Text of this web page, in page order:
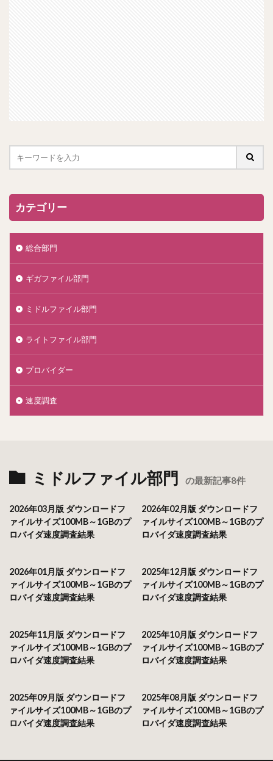
カテゴリー
総合部門
ギガファイル部門
ミドルファイル部門
ライトファイル部門
プロバイダー
速度調査
ミドルファイル部門 の最新記事8件
2026年03月版 ダウンロードフ
ァイルサイズ100MB～1GBのプ
ロバイダ速度調査結果
2026年02月版 ダウンロードフ
ァイルサイズ100MB～1GBのプ
ロバイダ速度調査結果
2026年01月版 ダウンロードフ
ァイルサイズ100MB～1GBのプ
ロバイダ速度調査結果
2025年12月版 ダウンロードフ
ァイルサイズ100MB～1GBのプ
ロバイダ速度調査結果
2025年11月版 ダウンロードフ
ァイルサイズ100MB～1GBのプ
ロバイダ速度調査結果
2025年10月版 ダウンロードフ
ァイルサイズ100MB～1GBのプ
ロバイダ速度調査結果
2025年09月版 ダウンロードフ
ァイルサイズ100MB～1GBのプ
ロバイダ速度調査結果
2025年08月版 ダウンロードフ
ァイルサイズ100MB～1GBのプ
ロバイダ速度調査結果